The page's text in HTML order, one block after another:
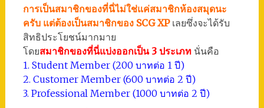
การเป็นสมาชิกของที่นี่ไม่ใช่แค่สมาชิกห้องสมุดนะ
ครับ แต่ต้องเป็นสมาชิกของ SCG XPเลยซึ่งจะได้รับ
สิทธิประโยชน์มากมาย
โดยสมาชิกของที่นี่แบ่งออกเป็น 3 ประเภทนั่นคือ
1. Student Member (200 บาทต่อ 1 ปี)
2. Customer Member (600 บาทต่อ 2 ปี)
3. Professional Member (1000 บาทต่อ 2 ปี)